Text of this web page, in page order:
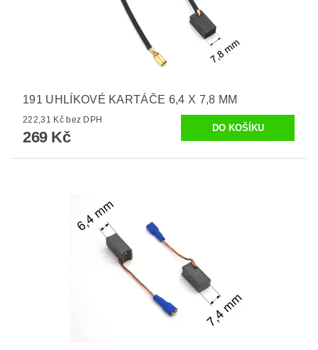
191 UHLÍKOVÉ KARTÁČE 6,4 X 7,8 MM
222,31 Kč bez DPH
269 Kč